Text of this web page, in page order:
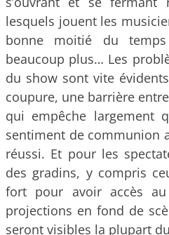
lesquels jouent les
bonne moitié du
beaucoup plus… Les
du show sont vite
coupure, une barrière
qui empêche largement
sentiment de communion
réussi. Et pour les
des gradins, y compris
fort pour avoir accès
projections en fond de
seront visibles la plupart